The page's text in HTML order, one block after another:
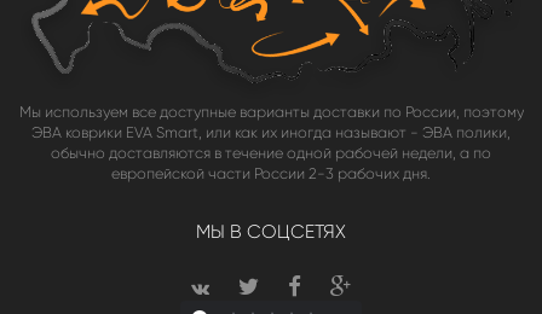
Мы используем все доступные варианты доставки по России, поэтому
ЭВА коврики EVA Smart, или как их иногда называют - ЭВА полики,
обычно доставляются в течение одной рабочей недели, а по
европейской части России 2-3 рабочих дня.
МЫ В СОЦСЕТЯХ